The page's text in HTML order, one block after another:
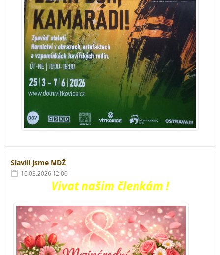
Slavili jsme MDŽ
10.03.2026 12:00
Vivat našim členkám !